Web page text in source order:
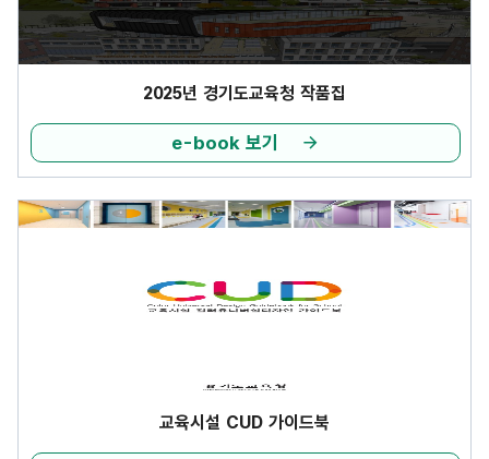
2025년 경기도교육청 작품집
e-book 보기
교육시설 CUD 가이드북